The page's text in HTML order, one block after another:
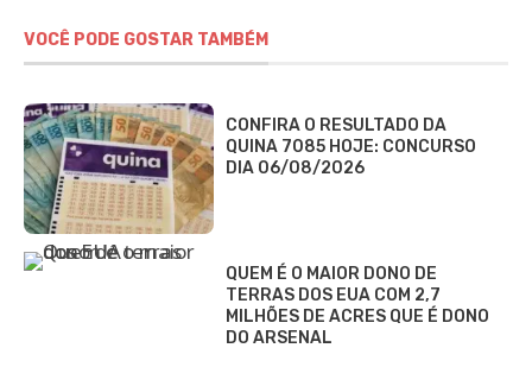
VOCÊ PODE GOSTAR TAMBÉM
CONFIRA O RESULTADO DA
QUINA 7085 HOJE: CONCURSO
DIA 06/08/2026
QUEM É O MAIOR DONO DE
TERRAS DOS EUA COM 2,7
MILHÕES DE ACRES QUE É DONO
DO ARSENAL